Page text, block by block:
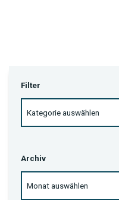
Filter
Archiv